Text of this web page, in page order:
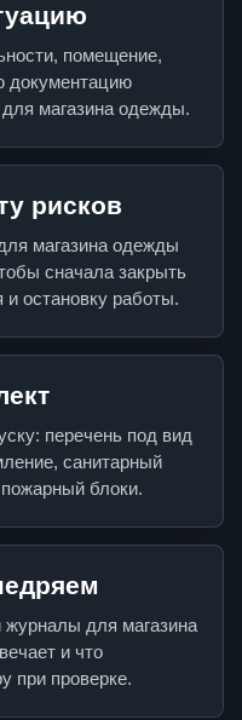
помещение,
документацию
для магазина одежды.
рисков
магазина одежды
сначала закрыть
остановку работы.
перечень под вид
санитарный
блоки.
для магазина
и что
при проверке.